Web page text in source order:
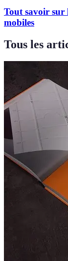
Tout savoir sur
mobiles
Tous les